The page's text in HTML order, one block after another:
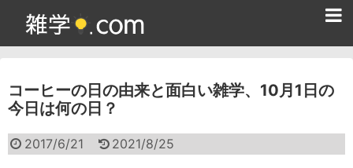
コーヒーの日の由来と面白い雑学、10月1日の
今日は何の日？
2017/6/21 2021/8/25
雑学クイズ問題集
面白い雑学